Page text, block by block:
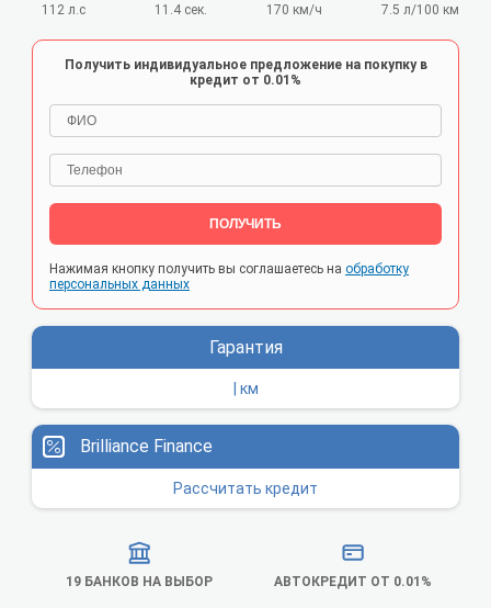
112 л.с
11.4 сек.
170 км/ч
7.5 л/100 км
Получить индивидуальное предложение на покупку в
кредит от 0.01%
ПОЛУЧИТЬ
Нажимая кнопку получить вы соглашаетесь на обработку
персональных данных
Гарантия
| км
Brilliance Finance
Рассчитать кредит
19 БАНКОВ НА ВЫБОР АВТОКРЕДИТ ОТ 0.01%